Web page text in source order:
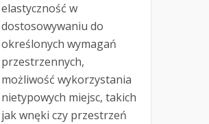
elastyczność w
dostosowywaniu do
określonych wymagań
przestrzennych,
możliwość wykorzystania
nietypowych miejsc, takich
jak wnęki czy przestrzeń